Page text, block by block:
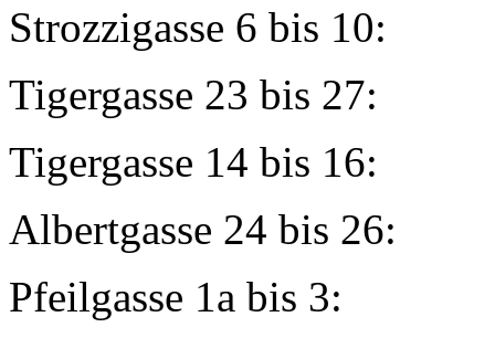
Strozzigasse 6
Tigergasse 23
Tigergasse 14
Albertgasse 24
Pfeilgasse